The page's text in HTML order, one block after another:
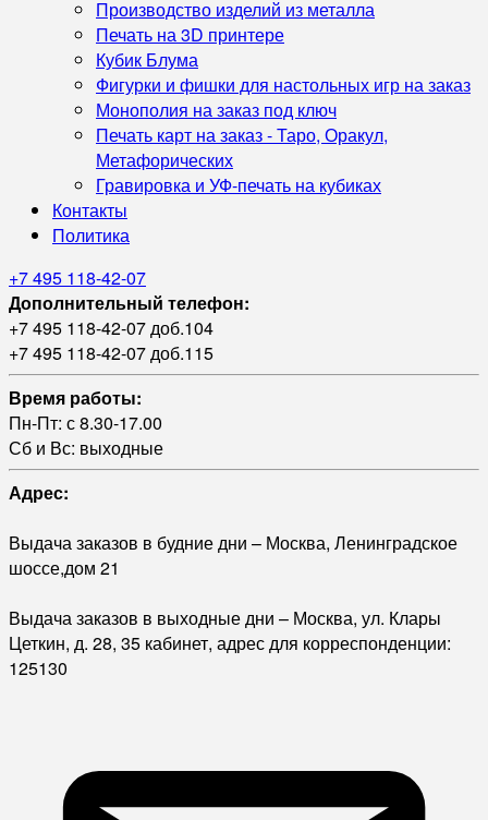
Производство изделий из металла
Печать на 3D принтере
Кубик Блума
Фигурки и фишки для настольных игр на заказ
Монополия на заказ под ключ
Печать карт на заказ - Таро, Оракул,
Метафорических
Гравировка и УФ‑печать на кубиках
Контакты
Политика
+7 495 118-42-07
Дополнительный телефон:
+7 495 118-42-07 доб.104
+7 495 118-42-07 доб.115
Время работы:
Пн-Пт: с 8.30-17.00
Сб и Вс: выходные
Адрес:
Выдача заказов в будние дни – Москва, Ленинградское
шоссе,дом 21
Выдача заказов в выходные дни – Москва, ул. Клары
Цеткин, д. 28, 35 кабинет, адрес для корреспонденции:
125130